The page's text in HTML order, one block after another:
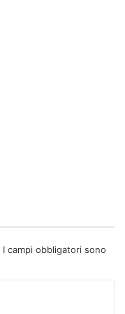
I campi obbligatori sono